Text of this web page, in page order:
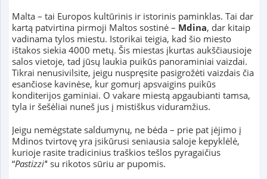
Malta – tai Europos kultūrinis ir istorinis paminklas. Tai dar
kartą patvirtina pirmoji Maltos sostinė – Mdina, dar kitaip
vadinama tylos miestu. Istorikai teigia, kad šio miesto
ištakos siekia 4000 metų. Šis miestas įkurtas aukščiausioje
salos vietoje, tad jūsų laukia puikūs panoraminiai vaizdai.
Tikrai nenusivilsite, jeigu nuspręsite pasigrožėti vaizdais čia
esančiose kavinėse, kur gomurį apsvaigins puikūs
konditerijos gaminiai. O vakare miestą apgaubianti tamsa,
tyla ir šešėliai nuneš jus į mistiškus viduramžius.
Jeigu nemėgstate saldumynų, ne bėda – prie pat įėjimo į
Mdinos tvirtovę yra įsikūrusi seniausia saloje kepyklėlė,
kurioje rasite tradicinius traškios tešlos pyragaičius
“Pastizzi’‘ su rikotos sūriu ar pupomis.